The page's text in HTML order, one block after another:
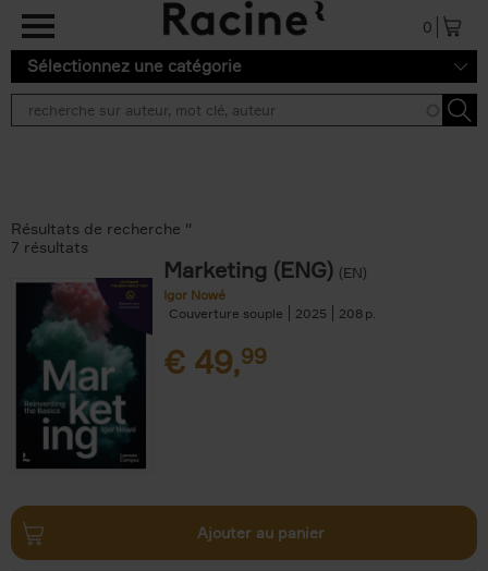
Aller au contenu principal
0
Sélectionnez une catégorie
Résultats de recherche ''
7 résultats
Marketing (ENG) (EN)
Igor Nowé
Couverture souple
2025 208
€ 49,99
Ajouter au panier